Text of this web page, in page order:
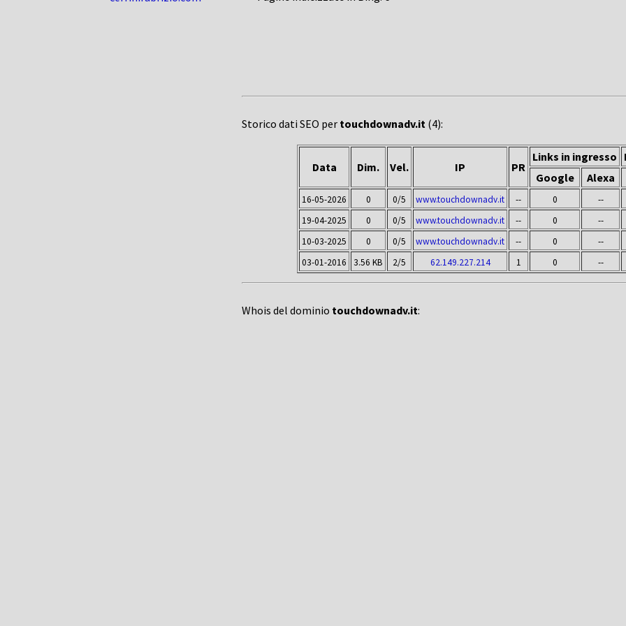
Storico dati SEO per touchdownadv.it (4):
Data Dim. Vel. IP PR
Links in ingresso
Google
Alexa
16-05-2026 0 0/5 www.touchdownadv.it -- 0
--
19-04-2025
0 0/5 www.touchdownadv.it -- 0
--
10-03-2025
0 0/5 www.touchdownadv.it -- 0
--
03-01-2016
3.56 KB 2/5 62.149.227.214 1 0 --
Whois del dominio touchdownadv.it: